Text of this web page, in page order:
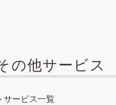
の他サービス
サービス一覧